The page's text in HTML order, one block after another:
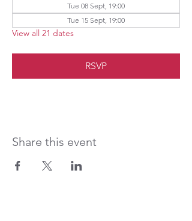
Tue 08 Sept, 19:00
Tue 15 Sept, 19:00
View all 21 dates
RSVP
Share this event